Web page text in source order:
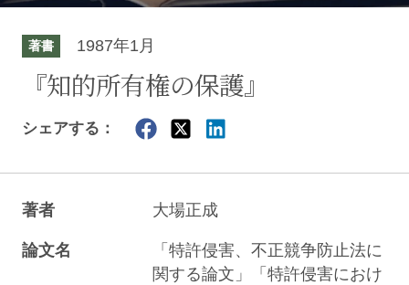
著書 1987年1月
『知的所有権の保護』
シェアする：
著者 大場正成
論文名
「特許侵害、不正競争防止法に
関する論文」「特許侵害におけ